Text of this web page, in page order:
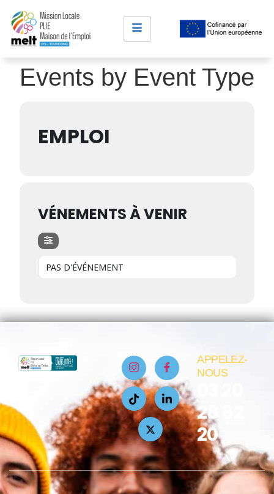
Events by Event Type
EMPLOI
VÉNEMENTS À VENIR
PAS D'ÉVÉNEMENT
APPELEZ-
NOUS
28 82
20